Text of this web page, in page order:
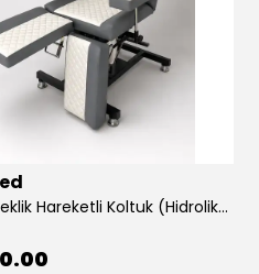
Rova Yükseklik Hareketli Koltuk (Hidrolik) Beyaz-Gri